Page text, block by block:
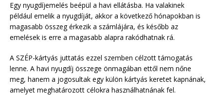
Egy nyugdíjemelés beépül a havi ellátásba. Ha valakinek
például emelik a nyugdíját, akkor a következő hónapokban is
magasabb összeg érkezik a számlájára, és később az
emelések is erre a magasabb alapra rakódhatnak rá.
A SZÉP-kártyás juttatás ezzel szemben célzott támogatás
lenne. A havi nyugdíj összege önmagában ettől nem nőne
meg, hanem a jogosultak egy külön kártyás keretet kapnának,
amelyet meghatározott célokra használhatnának fel.